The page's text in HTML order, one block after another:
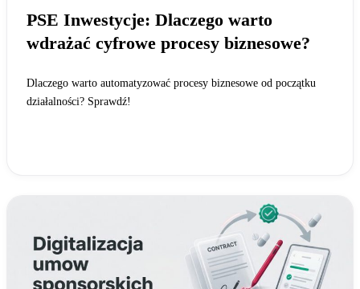
PSE Inwestycje: Dlaczego warto
wdrażać cyfrowe procesy biznesowe?
Dlaczego warto automatyzować procesy biznesowe od początku
działalności? Sprawdź!